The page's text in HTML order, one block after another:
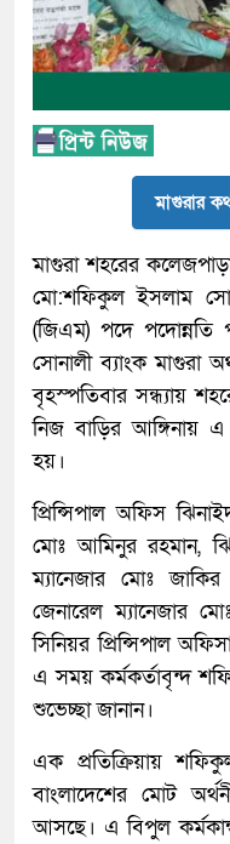
মাগুরার
মাগুরা শহরের
মো:শফিকুল ইসলাম
(জিএম) পদে পদোন্নতি
সোনালী ব্যাংক মাগুরা
বৃহস্পতিবার সন্ধ্যায়
নিজ বাড়ির আঙ্গিনায়
হয়।
প্রিন্সিপাল অফিস
মোঃ আমিনুর রহমান,
ম্যানেজার মোঃ
জেনারেল ম্যানেজার
সিনিয়র প্রিন্সিপাল
এ সময় কর্মকর্তাবৃন্দ
শুভেচ্ছা জানান।
এক প্রতিক্রিয়ায়
বাংলাদেশের মোট
আসছে। এ বিপুল